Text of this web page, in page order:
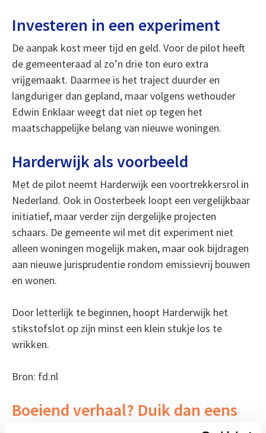
Investeren in een experiment
De aanpak kost meer tijd en geld. Voor de pilot heeft
de gemeenteraad al zo’n drie ton euro extra
vrijgemaakt. Daarmee is het traject duurder en
langduriger dan gepland, maar volgens wethouder
Edwin Enklaar weegt dat niet op tegen het
maatschappelijke belang van nieuwe woningen.
Harderwijk als voorbeeld
Met de pilot neemt Harderwijk een voortrekkersrol in
Nederland. Ook in Oosterbeek loopt een vergelijkbaar
initiatief, maar verder zijn dergelijke projecten
schaars. De gemeente wil met dit experiment niet
alleen woningen mogelijk maken, maar ook bijdragen
aan nieuwe jurisprudentie rondom emissievrij bouwen
en wonen.
Door letterlijk te beginnen, hoopt Harderwijk het
stikstofslot op zijn minst een klein stukje los te
wrikken.
Bron: fd.nl
Boeiend verhaal? Duik dan eens